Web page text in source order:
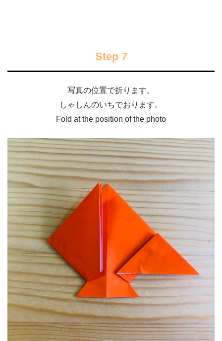
Step 7
写真の位置で折ります。
しゃしんのいちでおります。
Fold at the position of the photo